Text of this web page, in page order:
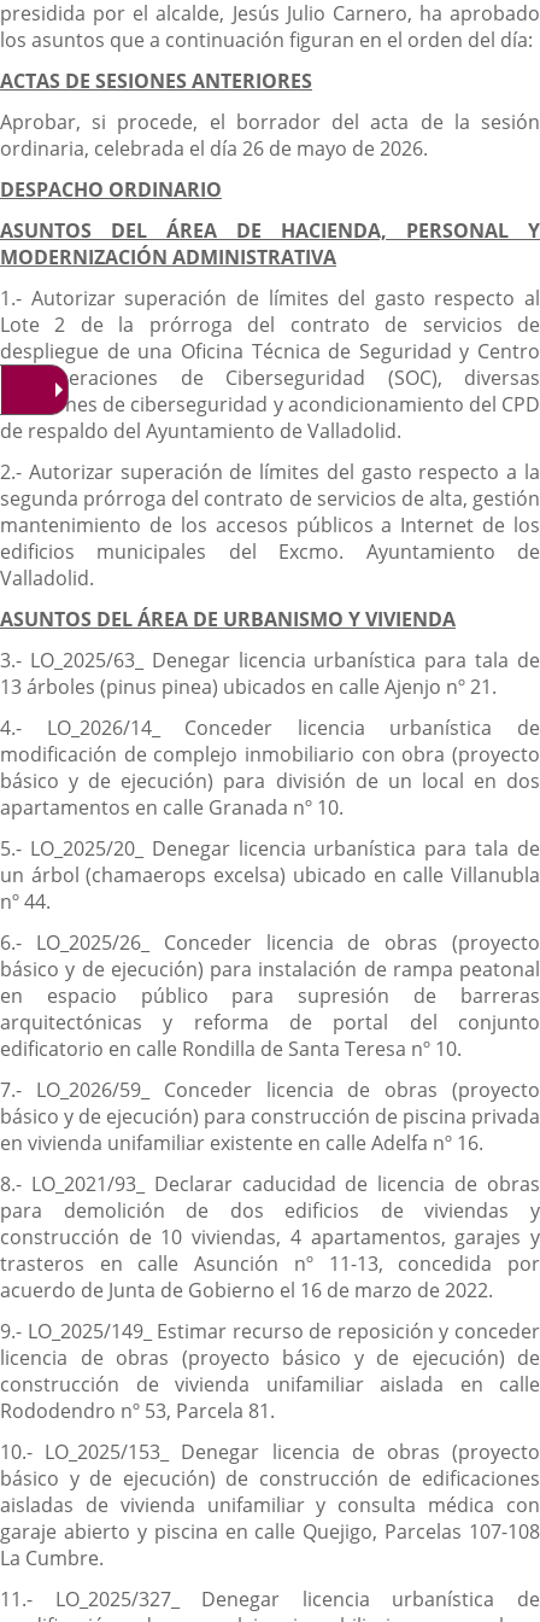
presidida por el alcalde, Jesús Julio Carnero, ha aprobado
los asuntos que a continuación figuran en el orden del día:
ACTAS DE SESIONES ANTERIORES
Aprobar, si procede, el borrador del acta de la sesión
ordinaria, celebrada el día 26 de mayo de 2026.
DESPACHO ORDINARIO
ASUNTOS DEL ÁREA DE HACIENDA, PERSONAL Y
MODERNIZACIÓN ADMINISTRATIVA
1.- Autorizar superación de límites del gasto respecto al
Lote 2 de la prórroga del contrato de servicios de
despliegue de una Oficina Técnica de Seguridad y Centro
de operaciones de Ciberseguridad (SOC), diversas
soluciones de ciberseguridad y acondicionamiento del CPD
de respaldo del Ayuntamiento de Valladolid.
2.- Autorizar superación de límites del gasto respecto a la
segunda prórroga del contrato de servicios de alta, gestión
mantenimiento de los accesos públicos a Internet de los
edificios municipales del Excmo. Ayuntamiento de
Valladolid.
ASUNTOS DEL ÁREA DE URBANISMO Y VIVIENDA
3.- LO_2025/63_ Denegar licencia urbanística para tala de
13 árboles (pinus pinea) ubicados en calle Ajenjo nº 21.
4.- LO_2026/14_ Conceder licencia urbanística de
modificación de complejo inmobiliario con obra (proyecto
básico y de ejecución) para división de un local en dos
apartamentos en calle Granada nº 10.
5.- LO_2025/20_ Denegar licencia urbanística para tala de
un árbol (chamaerops excelsa) ubicado en calle Villanubla
nº 44.
6.- LO_2025/26_ Conceder licencia de obras (proyecto
básico y de ejecución) para instalación de rampa peatonal
en espacio público para supresión de barreras
arquitectónicas y reforma de portal del conjunto
edificatorio en calle Rondilla de Santa Teresa nº 10.
7.- LO_2026/59_ Conceder licencia de obras (proyecto
básico y de ejecución) para construcción de piscina privada
en vivienda unifamiliar existente en calle Adelfa nº 16.
8.- LO_2021/93_ Declarar caducidad de licencia de obras
para demolición de dos edificios de viviendas y
construcción de 10 viviendas, 4 apartamentos, garajes y
trasteros en calle Asunción nº 11-13, concedida por
acuerdo de Junta de Gobierno el 16 de marzo de 2022.
9.- LO_2025/149_ Estimar recurso de reposición y conceder
licencia de obras (proyecto básico y de ejecución) de
construcción de vivienda unifamiliar aislada en calle
Rododendro nº 53, Parcela 81.
10.- LO_2025/153_ Denegar licencia de obras (proyecto
básico y de ejecución) de construcción de edificaciones
aisladas de vivienda unifamiliar y consulta médica con
garaje abierto y piscina en calle Quejigo, Parcelas 107-108
La Cumbre.
11.- LO_2025/327_ Denegar licencia urbanística de